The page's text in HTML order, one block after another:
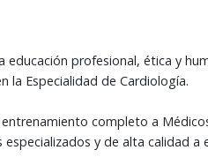
educación profesional, ética y
la Especialidad de Cardiología.
completo a
especializados y de alta calidad